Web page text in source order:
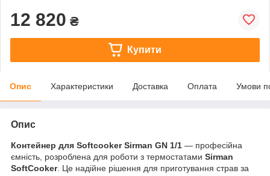
12 820 ₴
Купити
Опис Характеристики Доставка Оплата Умови
Опис
Контейнер для Softcooker Sirman GN 1/1 — професійна
ємність, розроблена для роботи з термостатами Sirman
SoftCooker. Це надійне рішення для приготування страв за